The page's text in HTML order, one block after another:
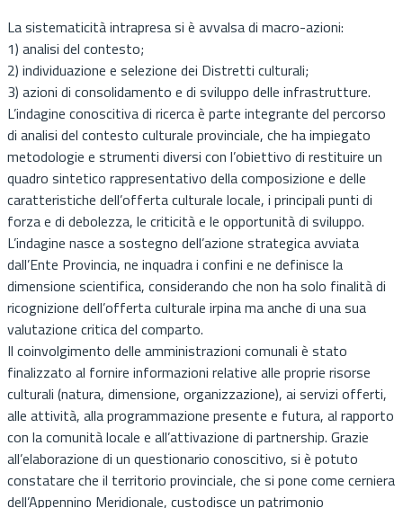
La sistematicità intrapresa si è avvalsa di macro-azioni:
1) analisi del contesto;
2) individuazione e selezione dei Distretti culturali;
3) azioni di consolidamento e di sviluppo delle infrastrutture.
L’indagine conoscitiva di ricerca è parte integrante del percorso
di analisi del contesto culturale provinciale, che ha impiegato
metodologie e strumenti diversi con l’obiettivo di restituire un
quadro sintetico rappresentativo della composizione e delle
caratteristiche dell’offerta culturale locale, i principali punti di
forza e di debolezza, le criticità e le opportunità di sviluppo.
L’indagine nasce a sostegno dell’azione strategica avviata
dall’Ente Provincia, ne inquadra i confini e ne definisce la
dimensione scientifica, considerando che non ha solo finalità di
ricognizione dell’offerta culturale irpina ma anche di una sua
valutazione critica del comparto.
Il coinvolgimento delle amministrazioni comunali è stato
finalizzato al fornire informazioni relative alle proprie risorse
culturali (natura, dimensione, organizzazione), ai servizi offerti,
alle attività, alla programmazione presente e futura, al rapporto
con la comunità locale e all’attivazione di partnership. Grazie
all’elaborazione di un questionario conoscitivo, si è potuto
constatare che il territorio provinciale, che si pone come cerniera
dell’Appennino Meridionale, custodisce un patrimonio